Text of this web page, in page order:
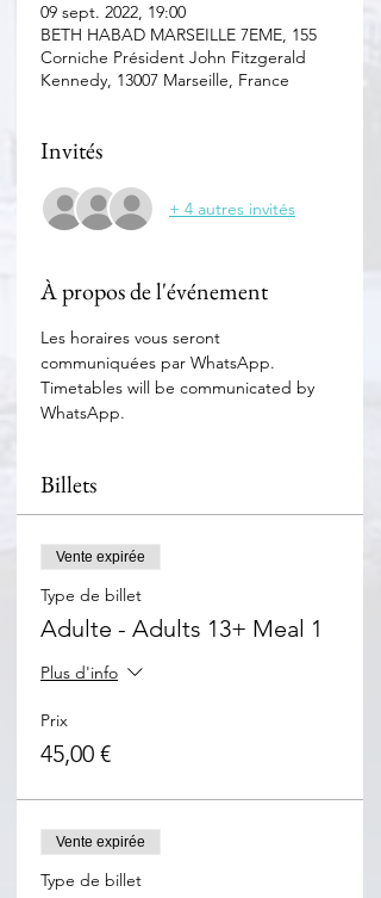
09 sept. 2022, 19:00
BETH HABAD MARSEILLE 7EME, 155
Corniche Président John Fitzgerald
Kennedy, 13007 Marseille, France
Invités
+ 4 autres invités
À propos de l'événement
Les horaires vous seront
communiquées par WhatsApp.
Timetables will be communicated by
WhatsApp.
Billets
Vente expirée
Type de billet
Adulte - Adults 13+ Meal 1
Plus d'info
Prix
45,00 €
Vente expirée
Type de billet